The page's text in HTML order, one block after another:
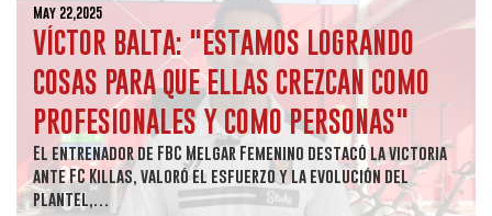
May 22,2025
VÍCTOR BALTA: "ESTAMOS LOGRANDO
COSAS PARA QUE ELLAS CREZCAN COMO
PROFESIONALES Y COMO PERSONAS"
El entrenador de FBC Melgar Femenino destacó la victoria
ante FC Killas, valoró el esfuerzo y la evolución del
plantel,…